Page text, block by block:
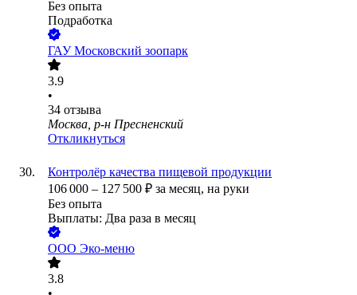
Без опыта
Подработка
ГАУ Московский зоопарк
3.9
•
34 отзыва
Москва, р-н Пресненский
Откликнуться
Контролёр качества пищевой продукции
106 000 – 127 500 ₽ за месяц, на руки
Без опыта
Выплаты: Два раза в месяц
ООО Эко-меню
3.8